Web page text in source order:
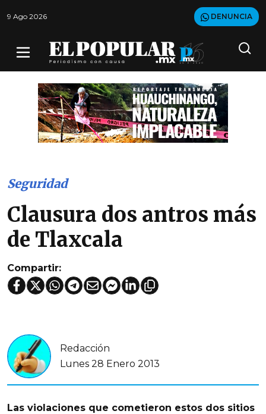
9 Ago 2026 DENUNCIA
Seguridad
Clausura dos antros más
de Tlaxcala
Compartir:
Redacción
Lunes 28 Enero 2013
Las violaciones que cometieron estos dos sitios